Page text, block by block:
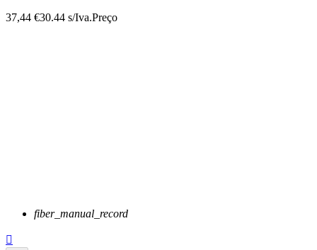
37,44 €30.44 s/Iva.Preço
fiber_manual_record
